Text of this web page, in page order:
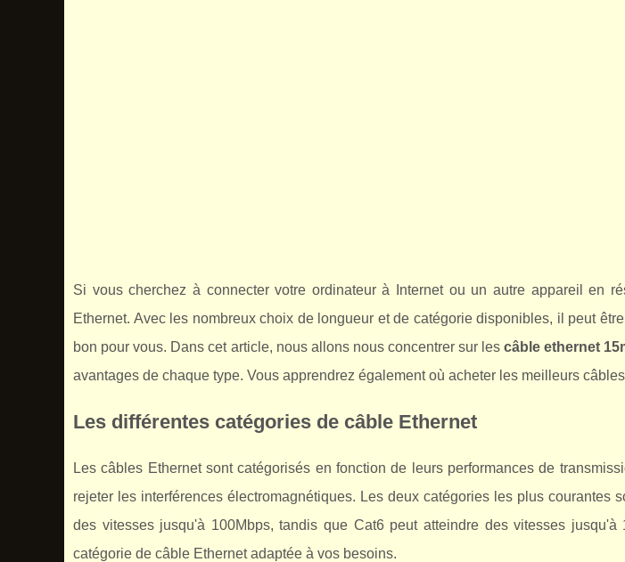
Si vous cherchez à connecter votre ordinateur à Internet ou un autre appareil en
Ethernet. Avec les nombreux choix de longueur et de catégorie disponibles, il peut
bon pour vous. Dans cet article, nous allons nous concentrer sur lescâble ethernet
avantages de chaque type. Vous apprendrez également où acheter les meilleurs
Les différentes catégories de câble Ethernet
Les câbles Ethernet sont catégorisés en fonction de leurs performances de
rejeter les interférences électromagnétiques. Les deux catégories les plus courantes
des vitesses jusqu'à 100Mbps, tandis que Cat6 peut atteindre des vitesses
catégorie de câble Ethernet adaptée à vos besoins.